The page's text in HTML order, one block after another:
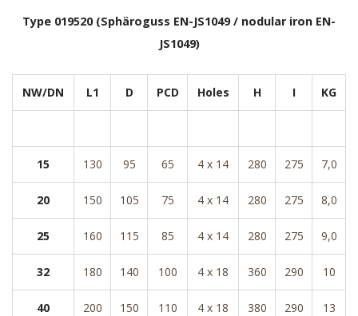
Type 019520 (Sphäroguss EN-JS1049 / nodular iron EN-
JS1049)
NW/DN L1 D PCD Holes H I KG
15 130 95 65 4 x 14 280 275 7,0
20 150 105 75 4 x 14 280 275 8,0
25 160 115 85 4 x 14 280 275 9,0
32 180 140 100 4 x 18 360 290 10
40 200 150 110 4 x 18 380 290 13